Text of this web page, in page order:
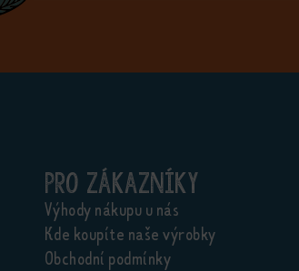
Pro zákazníky
Výhody nákupu u nás
Kde koupíte naše výrobky
Obchodní podmínky